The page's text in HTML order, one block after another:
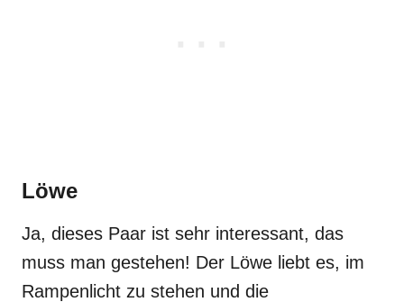
Löwe
Ja, dieses Paar ist sehr interessant, das
muss man gestehen! Der Löwe liebt es, im
Rampenlicht zu stehen und die